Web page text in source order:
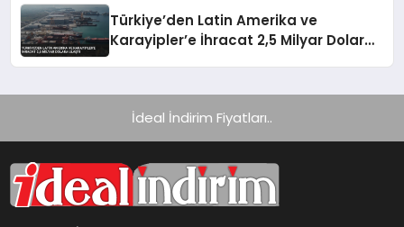
Türkiye’den Latin Amerika ve
Karayipler’e İhracat 2,5 Milyar Dolara
İdeal İndirim Fiyatları..